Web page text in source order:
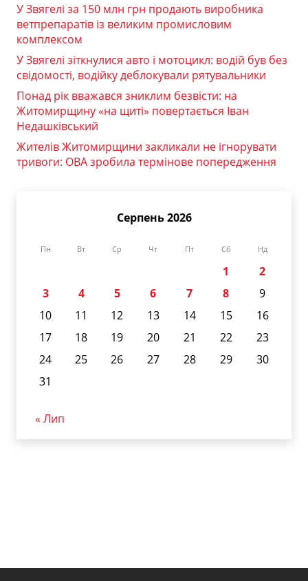
У Звягелі за 150 млн грн продають виробника
ветпрепаратів із великим промисловим
комплексом
У Звягелі зіткнулися авто і мотоцикл: водій був без
свідомості, водійку деблокували рятувальники
Понад рік вважався зниклим безвісти: на
Житомирщину «на щиті» повертається Іван
Недашківський
Жителів Житомирщини закликали не ігнорувати
тривоги: ОВА зробила термінове попередження
Серпень 2026
Пн Вт Ср Чт Пт Сб Нд
1
2
3
4 5 6 7 8
9
10
11 12 13 14 15
16
17
18 19 20 21 22
23
24
25 26 27 28 29
30
31
« Лип